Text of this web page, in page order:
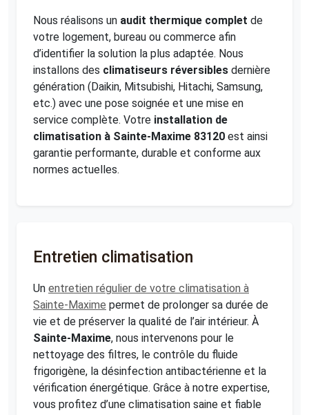
Nous réalisons un audit thermique complet de
votre logement, bureau ou commerce afin
d’identifier la solution la plus adaptée. Nous
installons des climatiseurs réversibles dernière
génération (Daikin, Mitsubishi, Hitachi, Samsung,
etc.) avec une pose soignée et une mise en
service complète. Votre installation de
climatisation à Sainte-Maxime 83120 est ainsi
garantie performante, durable et conforme aux
normes actuelles.
Entretien climatisation
Un entretien régulier de votre climatisation à
Sainte-Maxime permet de prolonger sa durée de
vie et de préserver la qualité de l’air intérieur. À
Sainte-Maxime, nous intervenons pour le
nettoyage des filtres, le contrôle du fluide
frigorigène, la désinfection antibactérienne et la
vérification énergétique. Grâce à notre expertise,
vous profitez d’une climatisation saine et fiable